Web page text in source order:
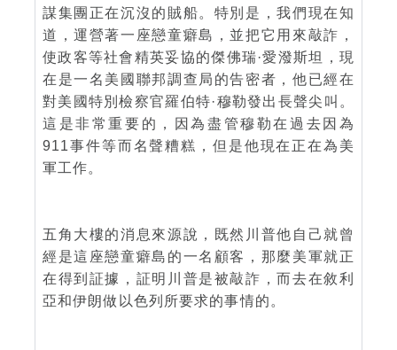
謀集團正在沉沒的賊船。特別是，我們現在知
道，運營著一座戀童癖島，並把它用來敲詐，
使政客等社會精英妥協的傑佛瑞·愛潑斯坦，現
在是一名美國聯邦調查局的告密者，他已經在
對美國特別檢察官羅伯特·穆勒發出長聲尖叫。
這是非常重要的，因為盡管穆勒在過去因為
911事件等而名聲糟糕，但是他現在正在為美
軍工作。
五角大樓的消息來源說，既然川普他自己就曾
經是這座戀童癖島的一名顧客，那麼美軍就正
在得到証據，証明川普是被敲詐，而去在敘利
亞和伊朗做以色列所要求的事情的。